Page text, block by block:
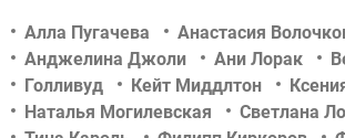
Алла Пугачева
Анастасия
Анджелина Джоли
Ани Лорак
Голливуд
Кейт Миддлтон
Наталья Могилевская
Светлана